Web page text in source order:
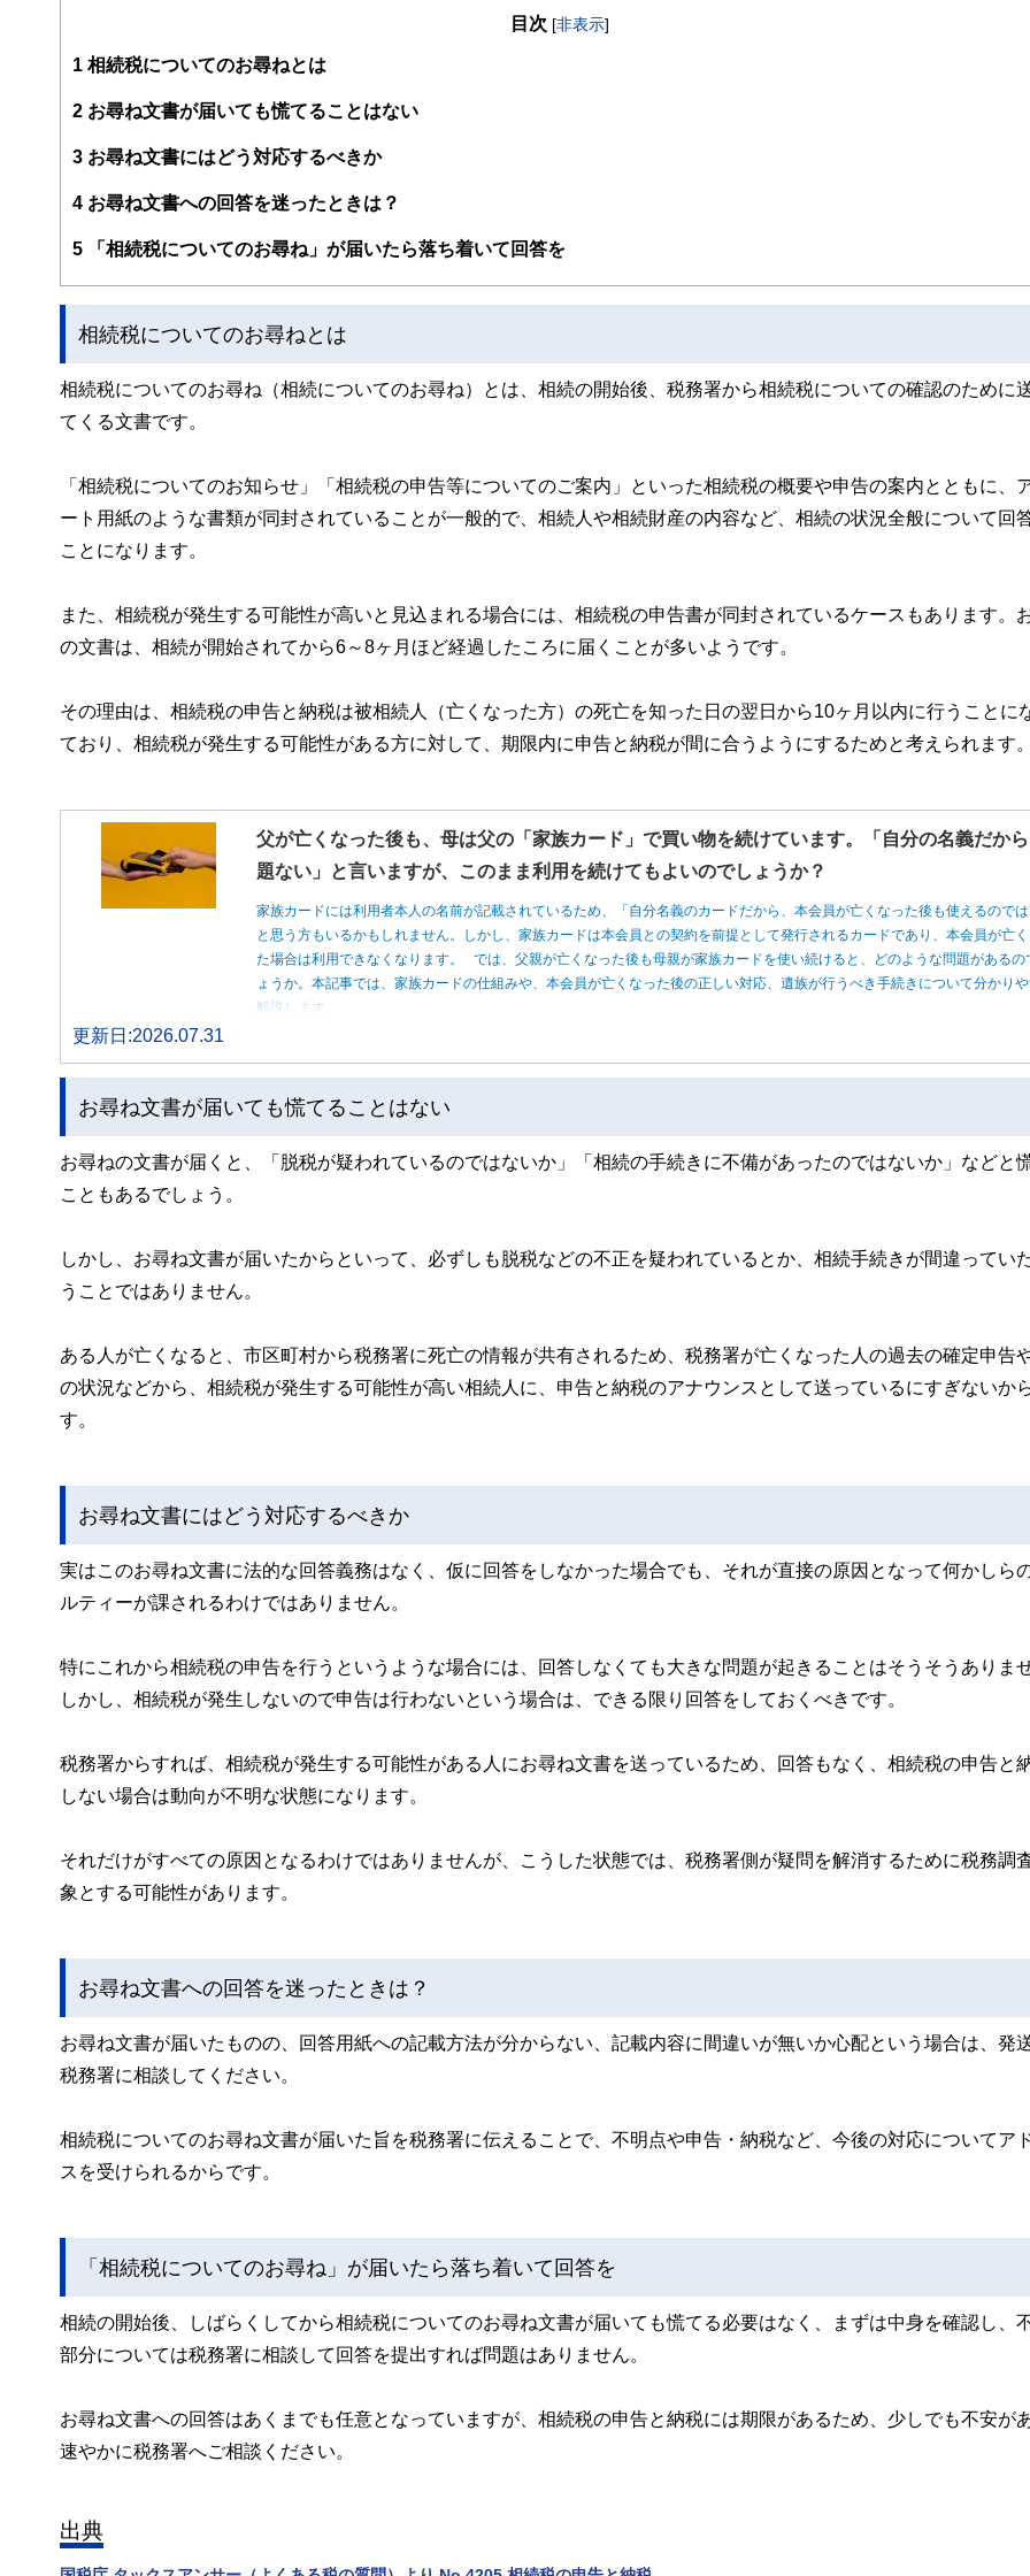
現在では行政書士・ファイナンシャルプランナーとして活躍する傍ら、フリーライターとして精力的に活動中。広範な知識をもとに市民法務
目次 [非表示]
1 相続税についてのお尋ねとは
2 お尋ね文書が届いても慌てることはない
3 お尋ね文書にはどう対応するべきか
4 お尋ね文書への回答を迷ったときは？
5 「相続税についてのお尋ね」が届いたら落ち着いて回答を
相続税についてのお尋ねとは
相続税についてのお尋ね（相続についてのお尋ね）とは、相続の開始後、税務署から相続税についての確認のために
てくる文書です。
「相続税についてのお知らせ」「相続税の申告等についてのご案内」といった相続税の概要や申告の案内とともに、
ート用紙のような書類が同封されていることが一般的で、相続人や相続財産の内容など、相続の状況全般について回
ことになります。
また、相続税が発生する可能性が高いと見込まれる場合には、相続税の申告書が同封されているケースもあります。
の文書は、相続が開始されてから6～8ヶ月ほど経過したころに届くことが多いようです。
その理由は、相続税の申告と納税は被相続人（亡くなった方）の死亡を知った日の翌日から10ヶ月以内に行うことに
ており、相続税が発生する可能性がある方に対して、期限内に申告と納税が間に合うようにするためと考えられます。
父が亡くなった後も、母は父の「家族カード」で買い物を続けています。「自分の名義だから
題ない」と言いますが、このまま利用を続けてもよいのでしょうか？
家族カードには利用者本人の名前が記載されているため、「自分名義のカードだから、本会員が亡くなった後も使えるのでは
と思う方もいるかもしれません。しかし、家族カードは本会員との契約を前提として発行されるカードであり、本会員が亡く
た場合は利用できなくなります。 では、父親が亡くなった後も母親が家族カードを使い続けると、どのような問題があるの
ょうか。本記事では、家族カードの仕組みや、本会員が亡くなった後の正しい対応、遺族が行うべき手続きについて分かりや
解説します。
更新日:2026.07.31
お尋ね文書が届いても慌てることはない
お尋ねの文書が届くと、「脱税が疑われているのではないか」「相続の手続きに不備があったのではないか」などと
こともあるでしょう。
しかし、お尋ね文書が届いたからといって、必ずしも脱税などの不正を疑われているとか、相続手続きが間違ってい
うことではありません。
ある人が亡くなると、市区町村から税務署に死亡の情報が共有されるため、税務署が亡くなった人の過去の確定申告
の状況などから、相続税が発生する可能性が高い相続人に、申告と納税のアナウンスとして送っているにすぎないか
す。
お尋ね文書にはどう対応するべきか
実はこのお尋ね文書に法的な回答義務はなく、仮に回答をしなかった場合でも、それが直接の原因となって何かしら
ルティーが課されるわけではありません。
特にこれから相続税の申告を行うというような場合には、回答しなくても大きな問題が起きることはそうそうありませ
しかし、相続税が発生しないので申告は行わないという場合は、できる限り回答をしておくべきです。
税務署からすれば、相続税が発生する可能性がある人にお尋ね文書を送っているため、回答もなく、相続税の申告と
しない場合は動向が不明な状態になります。
それだけがすべての原因となるわけではありませんが、こうした状態では、税務署側が疑問を解消するために税務調
象とする可能性があります。
お尋ね文書への回答を迷ったときは？
お尋ね文書が届いたものの、回答用紙への記載方法が分からない、記載内容に間違いが無いか心配という場合は、発
税務署に相談してください。
相続税についてのお尋ね文書が届いた旨を税務署に伝えることで、不明点や申告・納税など、今後の対応についてア
スを受けられるからです。
「相続税についてのお尋ね」が届いたら落ち着いて回答を
相続の開始後、しばらくしてから相続税についてのお尋ね文書が届いても慌てる必要はなく、まずは中身を確認し、
部分については税務署に相談して回答を提出すれば問題はありません。
お尋ね文書への回答はあくまでも任意となっていますが、相続税の申告と納税には期限があるため、少しでも不安が
速やかに税務署へご相談ください。
出典